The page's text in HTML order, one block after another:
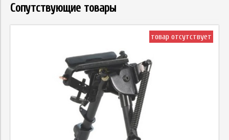
Сопутствующие товары
товар отсутствует